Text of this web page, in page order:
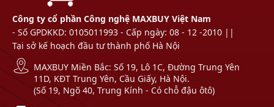
Công ty cổ phần Công nghệ MAXBUY Việt Nam
- Số GPDKKD: 0105011993 - Cấp ngày: 08 - 12 -2010 ||
Tại sở kế hoạch đầu tư thành phố Hà Nội
MAXBUY Miền Bắc: Số 19, Lô 1C, Đường Trung Yên
11D, KĐT Trung Yên, Cầu Giấy, Hà Nội.
(Số 19, Ngõ 40, Trung Kính - Có chỗ đậu ôtô)